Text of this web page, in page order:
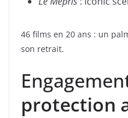
46 films en 20 ans : un
son retrait.
protection